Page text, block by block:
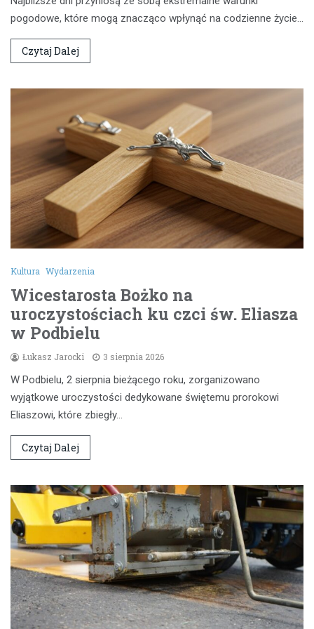
pogodowe, które mogą znacząco wpłynąć na codzienne życie…
Czytaj Dalej
Kultura Wydarzenia
Wicestarosta Bożko na
uroczystościach ku czci św. Eliasza
w Podbielu
Łukasz Jarocki 3 sierpnia 2026
W Podbielu, 2 sierpnia bieżącego roku, zorganizowano
wyjątkowe uroczystości dedykowane świętemu prorokowi
Eliaszowi, które zbiegły…
Czytaj Dalej